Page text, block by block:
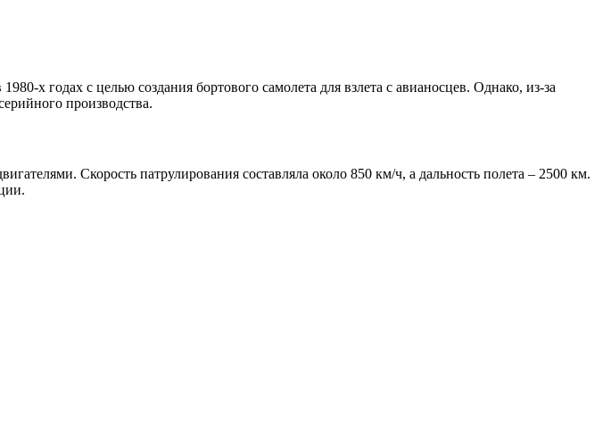
х годах с целью создания бортового самолета для взлета с авианосцев. Однако, из-за
производства.
Скорость патрулирования составляла около 850 км/ч, а дальность полета – 2500 км.